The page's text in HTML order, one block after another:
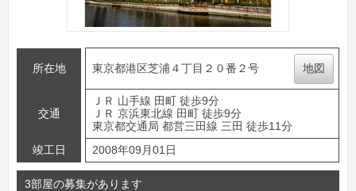
所在地 東京都港区芝浦４丁目２０番２号 地図
交通
ＪＲ 山手線 田町 徒歩9分
ＪＲ 京浜東北線 田町 徒歩9分
東京都交通局 都営三田線 三田 徒歩11分
竣工日
2008年09月01日
3部屋の募集があります